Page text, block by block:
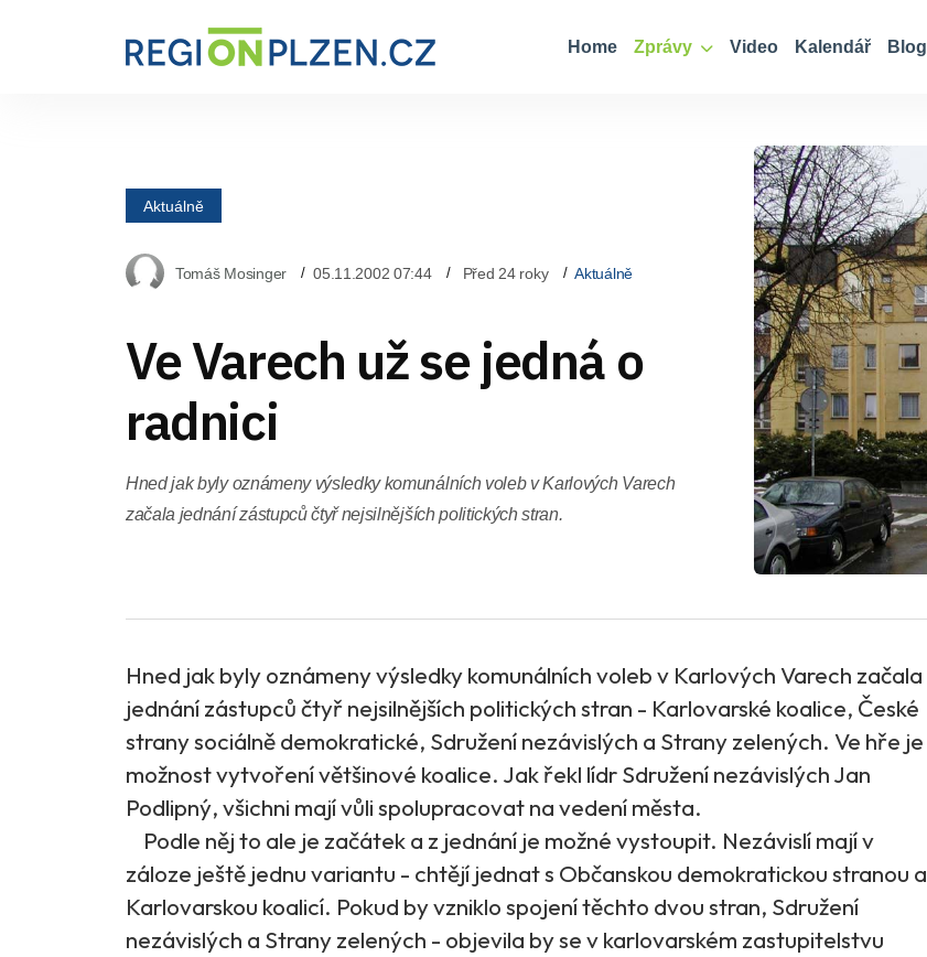
Home Zprávy Video Kalendář Blog
Aktuálně
Tomáš Mosinger 05.11.2002 07:44 Před 24 roky Aktuálně
Ve Varech už se jedná o
radnici
Hned jak byly oznámeny výsledky komunálních voleb v Karlových Varech
začala jednání zástupců čtyř nejsilnějších politických stran.
Hned jak byly oznámeny výsledky komunálních voleb v Karlových Varech začala
jednání zástupců čtyř nejsilnějších politických stran - Karlovarské koalice, České
strany sociálně demokratické, Sdružení nezávislých a Strany zelených. Ve hře je
možnost vytvoření většinové koalice. Jak řekl lídr Sdružení nezávislých Jan
Podlipný, všichni mají vůli spolupracovat na vedení města.
Podle něj to ale je začátek a z jednání je možné vystoupit. Nezávislí mají v
záloze ještě jednu variantu - chtějí jednat s Občanskou demokratickou stranou a
Karlovarskou koalicí. Pokud by vzniklo spojení těchto dvou stran, Sdružení
nezávislých a Strany zelených - objevila by se v karlovarském zastupitelstvu